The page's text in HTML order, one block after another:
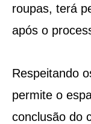
roupas, terá
após o
Respeitando
permite o
conclusão do